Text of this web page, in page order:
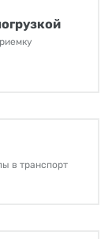
в транспорт